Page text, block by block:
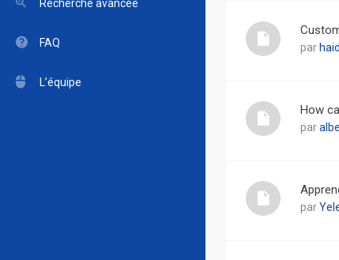
Recherche avancée
FAQ
L’équipe
par
How
par
par